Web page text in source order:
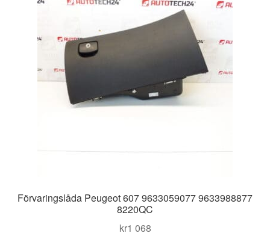
Förvaringslåda Peugeot 607 9633059077 9633988877
8220QC
kr1 068